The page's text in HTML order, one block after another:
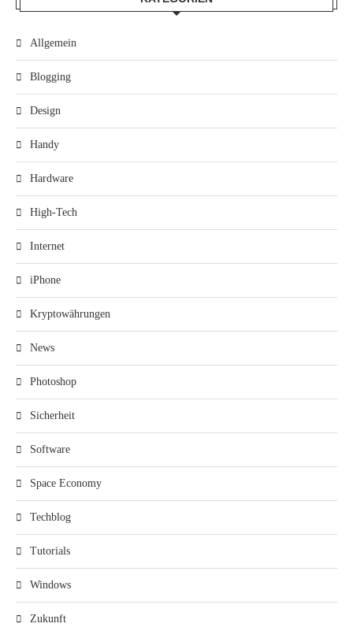
Allgemein
Blogging
Design
Handy
Hardware
High-Tech
Internet
iPhone
Kryptowährungen
News
Photoshop
Sicherheit
Software
Space Economy
Techblog
Tutorials
Windows
Zukunft